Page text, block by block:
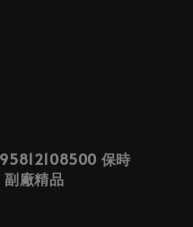
95812108500 保時
廠精品